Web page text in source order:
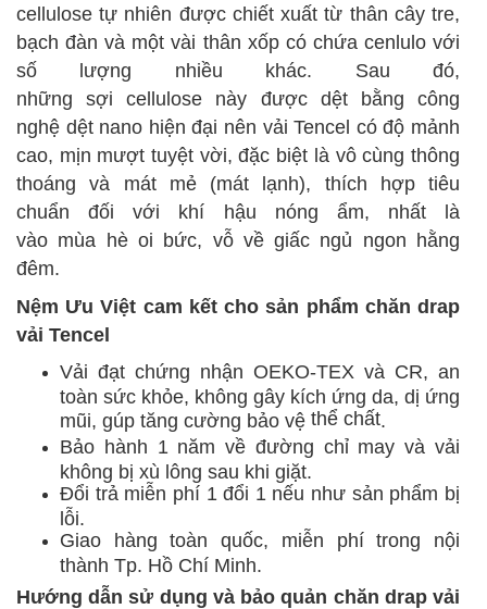
cellulose tự nhiên được chiết xuất từ thân cây tre,
bạch đàn và một vài thân xốp có chứa cenlulo với
số lượng nhiều khác. Sau đó,
những sợicellulose này được dệt bằngcông
nghệ dệt nano hiện đại nên vải Tencel có độ mảnh
cao, mịn mượt tuyệt vời, đặc biệt là vô cùng thông
thoáng và mát mẻ (mát lạnh), thích hợp
tiêu
chuẩn
đối với khí hậu nóng ẩm, nhất là
vào mùa hè oi bức, vỗ về giấc ngủ ngon hằng
đêm.
Nệm Ưu Việt cam kết cho sản phẩm chăn drap
vải Tencel
Vải đạt chứng nhận OEKO-TEX và CR, an
toàn sức khỏe, không gây kích ứng da, dị ứng
mũi, gúp tăng cường bảo vệ thể chất
Bảo hành 1 năm về đường chỉ may và vải
không bị xù lông sau khi giặt.
Đổi trả miễn phí 1 đổi 1 nếu như sản phẩm bị
lỗi.
Giao hàng toàn quốc, miễn phí trong nội
thành Tp. Hồ Chí Minh.
Hướng dẫn sử dụng và bảo quản chăn drap vải